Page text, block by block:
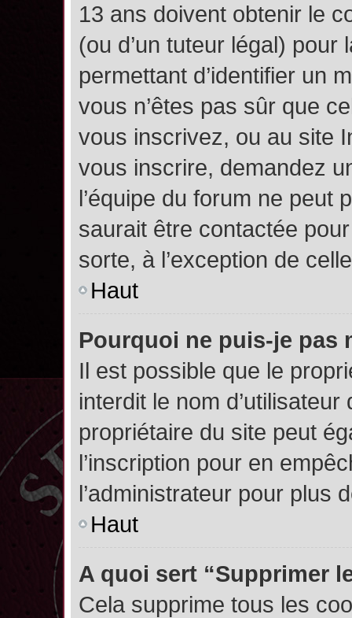
13 ans doivent obtenir le
(ou d’un tuteur légal)
permettant d’identifier un
vous n’êtes pas sûr que
vous inscrivez, ou au site
vous inscrire, demandez
l’équipe du forum ne peut
saurait être contactée
sorte, à l’exception de
Haut
Pourquoi ne puis-je pas
Il est possible que le
interdit le nom
propriétaire du site peut
l’inscription pour en
l’administrateur pour plus
Haut
A quoi sert “Supprimer
Cela supprime tous les